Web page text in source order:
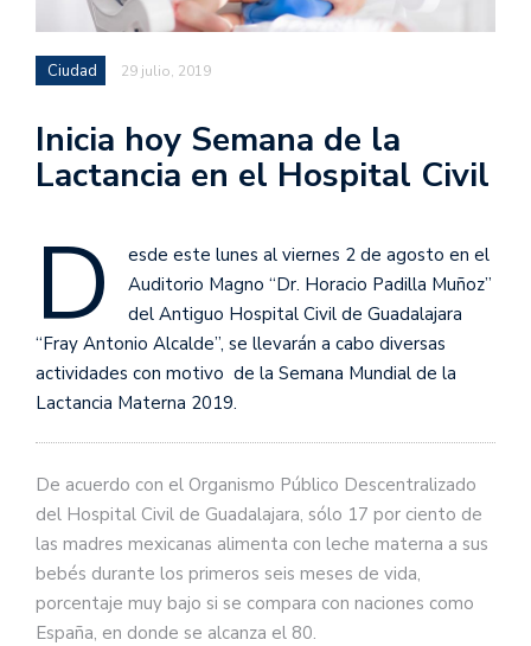
Ciudad 29 julio, 2019
Inicia hoy Semana de la
Lactancia en el Hospital Civil
D
esde este lunes al viernes 2 de agosto en el
Auditorio Magno “Dr. Horacio Padilla Muñoz”
del Antiguo Hospital Civil de Guadalajara
“Fray Antonio Alcalde”, se llevarán a cabo diversas
actividades con motivo de la Semana Mundial de la
Lactancia Materna 2019.
De acuerdo con el Organismo Público Descentralizado
del Hospital Civil de Guadalajara, sólo 17 por ciento de
las madres mexicanas alimenta con leche materna a sus
bebés durante los primeros seis meses de vida,
porcentaje muy bajo si se compara con naciones como
España, en donde se alcanza el 80.